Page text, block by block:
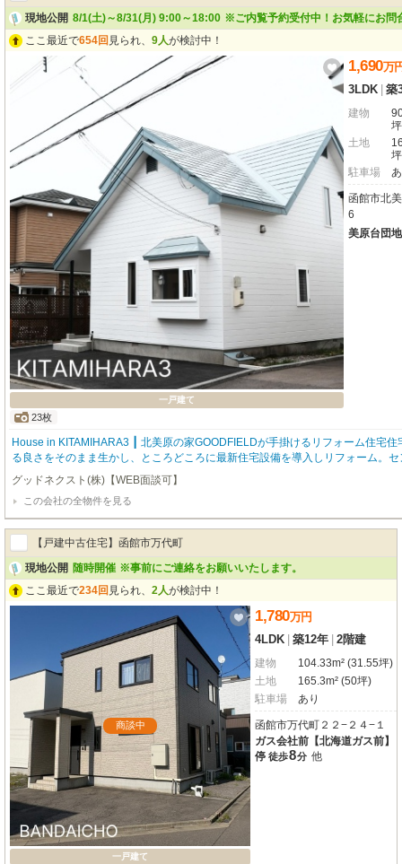
現地公開 8/1(土)～8/31(月) 9:00～18:00 ※ご内覧予約受付中！お気軽にお問
ここ最近で654回 見られ、 9人が検討中！
一戸建て
23枚
1,690万
3LDK 築
建物
土地
駐車場
函館市北
6
美原台団
House in KITAMIHARA3 ┃ 北美原の家GOODFIELDが手掛けるリフォーム住宅住
る良さをそのまま生かし、ところどころに最新住宅設備を導入しリフォーム。
もスマートなGOODFIELD流のリフォーム住宅が登場。～goodfield quality～■内
全面張り替え、フローリングも張り替え対応■北海道で２０００棟以上の累計販
弊社だからご提案できるリフォーム内容■駐車スペースを2台分確保、散水栓も
可能
グッドネクスト(株)【WEB面談可】
この会社の全物件を見る
【戸建中古住宅】函館市万代町
現地公開 随時開催 ※事前にご連絡をお願いいたします。
ここ最近で234回 見られ、 2人が検討中！
商談中
一戸建て
1,780万円
4LDK 築12年 2階建
建物
104.33m² (31.55坪)
土地
165.3m² (50坪)
駐車場
あり
函館市万代町２２−２４−１
ガス会社前【北海道ガス前】
停 徒歩8分 他